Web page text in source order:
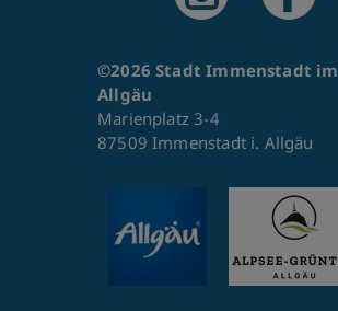
©2026 Stadt Immenstadt im
Allgäu
Marienplatz 3-4
87509 Immenstadt i. Allgäu